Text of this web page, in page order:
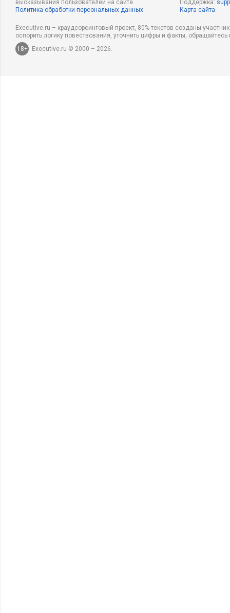
высказывания пользователей на сайте.
Политика обработки персональных данных
Поддержка:
Карта сайта
Executive.ru – краудсорсинговый проект, 80% текстов созданы
оспорить логику повествования, уточнить цифры и факты,
18+
Executive.ru © 2000 – 2026.